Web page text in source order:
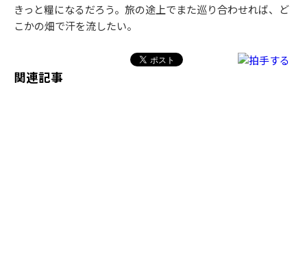
きっと糧になるだろう。旅の途上でまた巡り合わせれば、ど
こかの畑で汗を流したい。
関連記事